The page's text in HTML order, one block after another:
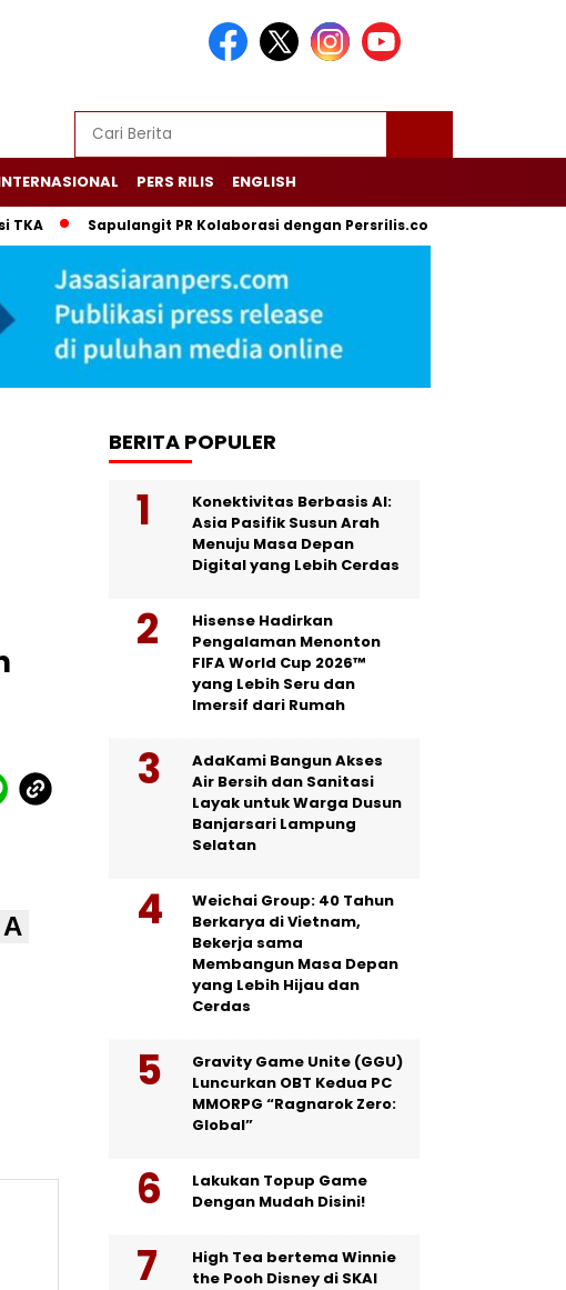
PERS RILIS ENGLISH
TKA Sapulangit PR Kolaborasi dengan Persrilis.com Berikan Jasa
A
BERITA POPULER
Konektivitas Berbasis AI:
Asia Pasifik Susun Arah
Menuju Masa Depan
Digital yang Lebih Cerdas
Hisense Hadirkan
Pengalaman Menonton
FIFA World Cup 2026™
yang Lebih Seru dan
Imersif dari Rumah
AdaKami Bangun Akses
Air Bersih dan Sanitasi
Layak untuk Warga Dusun
Banjarsari Lampung
Selatan
Weichai Group: 40 Tahun
Berkarya di Vietnam,
Bekerja sama
Membangun Masa Depan
yang Lebih Hijau dan
Cerdas
Gravity Game Unite (GGU)
Luncurkan OBT Kedua PC
MMORPG “Ragnarok Zero:
Global”
Lakukan Topup Game
Dengan Mudah Disini!
High Tea bertema Winnie
the Pooh Disney di SKAI